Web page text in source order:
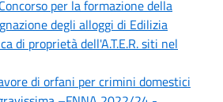
per la formazione della
degli alloggi di Edilizia
di proprietà dell'A.T.E.R. siti nel
di orfani per crimini domestici